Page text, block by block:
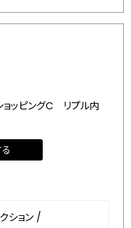
ッピングC リプル内
ション /